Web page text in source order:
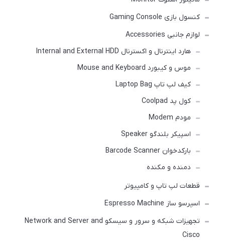
کنسول بازی Gaming Console
لوازم جانبی Accessories
هارد اینترنال و اکسترنال Internal and External HDD
موس و کیبورد Mouse and Keyboard
کیف لپ تاپ Laptop Bag
کول پد Coolpad
مودم Modem
اسپیکر بلندگو Speaker
بارکدخوان Barcode Scanner
دمنده و مکنده
قطعات لپ تاپ و کامپیوتر
اسپرسو ساز Espresso Machine
تجهیزات شبکه و سرور و سیسکو Network and Server and
Cisco